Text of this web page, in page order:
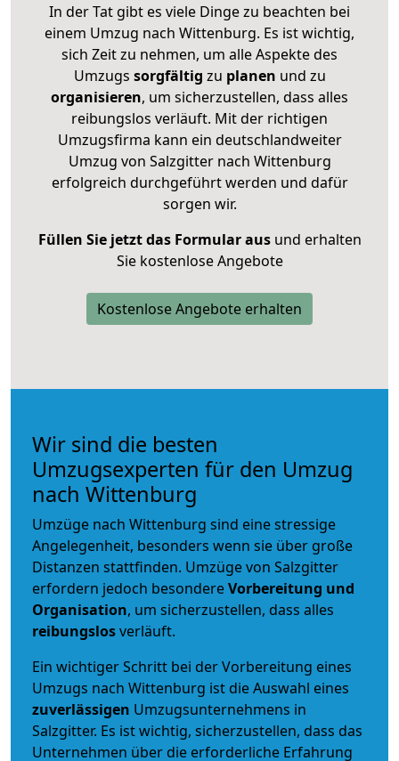
In der Tat gibt es viele Dinge zu beachten bei
einem Umzug nach Wittenburg. Es ist wichtig,
sich Zeit zu nehmen, um alle Aspekte des
Umzugs sorgfältig zu planen und zu
organisieren, um sicherzustellen, dass alles
reibungslos verläuft. Mit der richtigen
Umzugsfirma kann ein deutschlandweiter
Umzug von Salzgitter nach Wittenburg
erfolgreich durchgeführt werden und dafür
sorgen wir.
Füllen Sie jetzt das Formular ausund erhalten
Sie kostenlose Angebote
Kostenlose Angebote erhalten
Wir sind die besten
Umzugsexperten für den Umzug
nach Wittenburg
Umzüge nach Wittenburg sind eine stressige
Angelegenheit, besonders wenn sie über große
Distanzen stattfinden. Umzüge von Salzgitter
erfordern jedoch besondereVorbereitung und
Organisation, um sicherzustellen, dass alles
reibungslosverläuft.
Ein wichtiger Schritt bei der Vorbereitung eines
Umzugs nach Wittenburg ist die Auswahl eines
zuverlässigen Umzugsunternehmens in
Salzgitter. Es ist wichtig, sicherzustellen, dass das
Unternehmen über die erforderliche Erfahrung